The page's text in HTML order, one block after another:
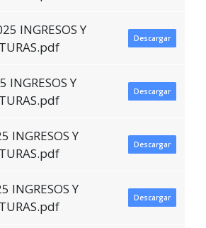
INGRESOS Y
Descargar
INGRESOS Y
Descargar
INGRESOS Y
Descargar
INGRESOS Y
Descargar